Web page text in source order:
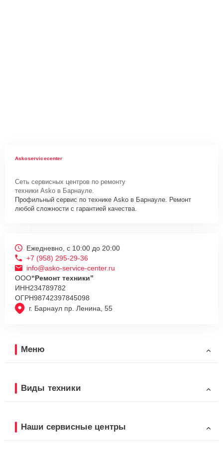
Askoservicecenter
Сеть сервисных центров по ремонту
техники Asko в Барнауле.
Профильный сервис по технике Asko в Барнауле. Ремонт
любой сложности с гарантией качества.
г. Барнаул пр. Ленина, 55
Ежедневно, с 10:00 до 20:00
+7 (958) 295-29-36
info@asko-service-center.ru
ООО“Ремонт техники”
ИНН234789782
ОГРН98742397845098
Меню
Виды техники
Наши сервисные центры